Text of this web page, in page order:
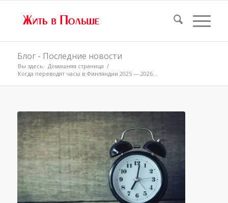
Блог - Последние новости
Вы здесь: Домашняя страница /
Когда переводят часы в Финляндии 2025 — 2026...